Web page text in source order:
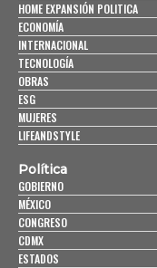
HOME EXPANSIÓN POLITICA
ECONOMÍA
INTERNACIONAL
TECNOLOGÍA
OBRAS
ESG
MUJERES
LIFEANDSTYLE
Política
GOBIERNO
MÉXICO
CONGRESO
CDMX
ESTADOS